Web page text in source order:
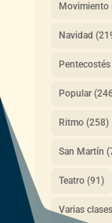
Movimiento
Navidad
Pentecostés
Popular
Ritmo(258)
San Martín
Teatro(91)
Varias clases